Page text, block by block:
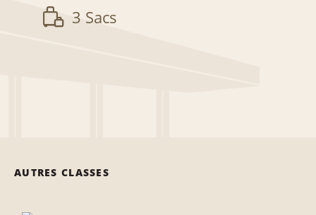
3 Sacs
AUTRES CLASSES